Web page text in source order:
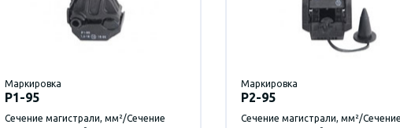
Маркировка
P1-95
Сечение магистрали, мм²/Сечение
Маркировка
P2-95
Сечение магистрали, мм²/Сечение